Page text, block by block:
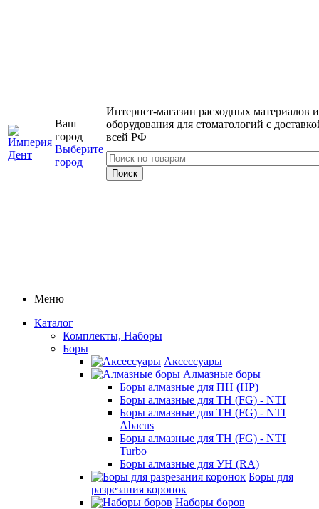
Ваш
город
Выберите
город
Интернет-магазин расходных материалов и
оборудования для стоматологий с
всей РФ
Меню
Каталог
Комплекты, Наборы
Боры
Аксессуары
Алмазные боры
Боры алмазные для ПН (HP)
Боры алмазные для ТН (FG) - NTI
Боры алмазные для ТН (FG) - NTI
Abacus
Боры алмазные для ТН (FG) - NTI
Turbo
Боры алмазные для УН (RA)
Боры для
разрезания коронок
Наборы боров